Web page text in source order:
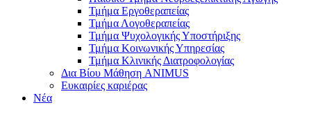
Τμήμα Εργοθεραπείας
Τμήμα Λογοθεραπείας
Τμήμα Ψυχολογικής Υποστήριξης
Τμήμα Κοινωνικής Υπηρεσίας
Τμήμα Κλινικής Διατροφολογίας
Δια Βίου Μάθηση ANIMUS
Ευκαιρίες καριέρας
Νέα